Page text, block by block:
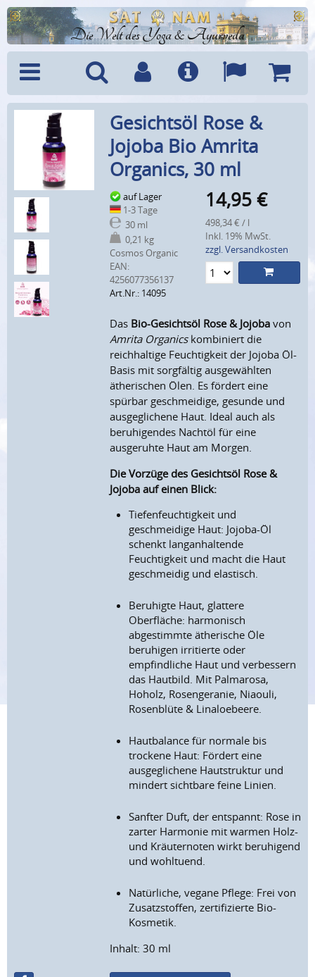
Die Welt des Yoga & Ayurveda
Menü SucheBenutzerkonto
Info Sprachen
Gesichtsöl Rose &
Jojoba Bio Amrita
Organics, 30 ml
auf Lager
1-3 Tage
30 ml
0,21 kg
Cosmos Organic
EAN:
4256077356137
Art.Nr.: 14095
14,95 €
498,34 € / l
Inkl. 19% MwSt.
zzgl. Versandkosten
Das Bio-Gesichtsöl Rose & Jojoba von
Amrita Organicskombiniert die
reichhaltige Feuchtigkeit der Jojoba Öl-
Basis mit sorgfältig ausgewählten
ätherischen Ölen. Es fördert eine
spürbar geschmeidige, gesunde und
ausgeglichene Haut. Ideal auch als
beruhigendes Nachtöl für eine
ausgeruhte Haut am Morgen.
Die Vorzüge des Gesichtsöl Rose &
Jojoba auf einen Blick:
Tiefenfeuchtigkeit und
geschmeidige Haut: Jojoba-Öl
schenkt langanhaltende
Feuchtigkeit und macht die Haut
geschmeidig und elastisch.
Beruhigte Haut, glattere
Oberfläche: harmonisch
abgestimmte ätherische Öle
beruhigen irritierte oder
empfindliche Haut und verbessern
das Hautbild. Mit Palmarosa,
Hoholz, Rosengeranie, Niaouli,
Rosenblüte & Linaloebeere.
Hautbalance für normale bis
trockene Haut: Fördert eine
ausgeglichene Hautstruktur und
mindert sichtbare feine Linien.
Sanfter Duft, der entspannt: Rose in
zarter Harmonie mit warmen Holz-
und Kräuternoten wirkt beruhigend
und wohltuend.
Natürliche, vegane Pflege: Frei von
Zusatzstoffen, zertifizierte Bio-
Kosmetik.
Inhalt: 30 ml